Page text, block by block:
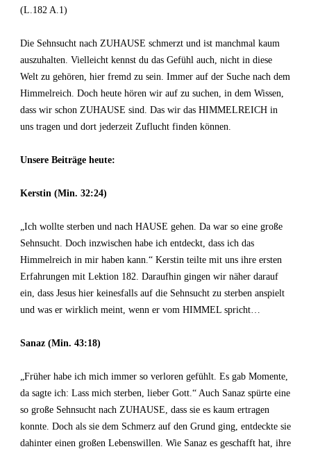
(L.182 A.1)
Die Sehnsucht nach ZUHAUSE schmerzt und ist manchmal kaum
auszuhalten. Vielleicht kennst du das Gefühl auch, nicht in diese
Welt zu gehören, hier fremd zu sein. Immer auf der Suche nach dem
Himmelreich. Doch heute hören wir auf zu suchen, in dem Wissen,
dass wir schon ZUHAUSE sind. Das wir das HIMMELREICH in
uns tragen und dort jederzeit Zuflucht finden können.
Unsere Beiträge heute:
Kerstin (Min. 32:24)
„Ich wollte sterben und nach HAUSE gehen. Da war so eine große
Sehnsucht. Doch inzwischen habe ich entdeckt, dass ich das
Himmelreich in mir haben kann.“ Kerstin teilte mit uns ihre ersten
Erfahrungen mit Lektion 182. Daraufhin gingen wir näher darauf
ein, dass Jesus hier keinesfalls auf die Sehnsucht zu sterben anspielt
und was er wirklich meint, wenn er vom HIMMEL spricht…
Sanaz (Min. 43:18)
„Früher habe ich mich immer so verloren gefühlt. Es gab Momente,
da sagte ich: Lass mich sterben, lieber Gott.“ Auch Sanaz spürte eine
so große Sehnsucht nach ZUHAUSE, dass sie es kaum ertragen
konnte. Doch als sie dem Schmerz auf den Grund ging, entdeckte sie
dahinter einen großen Lebenswillen. Wie Sanaz es geschafft hat, ihre